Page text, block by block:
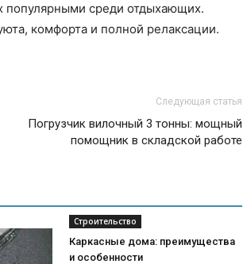
среди отдыхающих.
комфорта и полной релаксации.
Следующая статья
Погрузчик вилочный 3 тонны: мощный
помощник в складской работе
Строительство
Каркасные дома: преимущества
и особенности